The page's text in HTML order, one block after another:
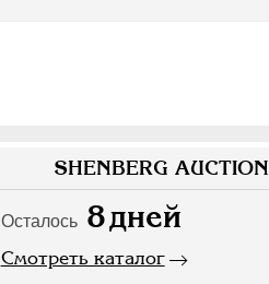
SHENBERG AUCTION
Осталось 8дней
Смотреть каталог